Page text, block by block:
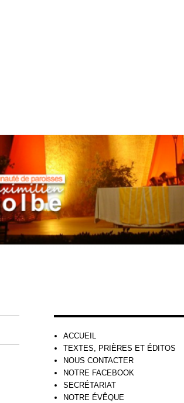
ACCUEIL
TEXTES, PRIÈRES ET ÉDITOS
NOUS CONTACTER
NOTRE FACEBOOK
SECRÉTARIAT
NOTRE ÉVÊQUE